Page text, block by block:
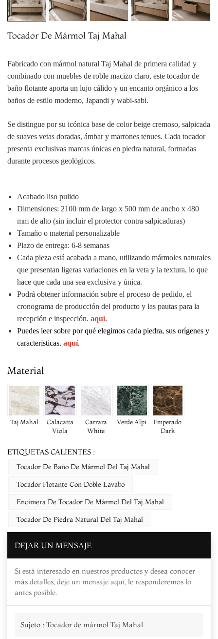
Tocador De Mármol Taj Mahal
Fabricado con mármol natural Taj Mahal de primera calidad y
combinado con muebles de roble macizo claro, este tocador de
baño flotante aporta un lujo cálido y un encanto orgánico a los
baños de estilo moderno, Japandi y wabi-sabi.
Se distingue por su icónica base de color beige cremoso, salpicada
de suaves vetas doradas, ámbar y marrones tenues. Cada tocador
presenta exclusivas marcas únicas en piedra natural, formadas
durante procesos geológicos.
Acabado liso pulido
Dimensiones: 2100 mm de largo x 500 mm de ancho x 480
mm de alto (sin incluir el protector contra salpicaduras)
Tamaño o material personalizable
Plazo de entrega: 6-8 semanas
Cada pieza está acabada a mano, utilizando mármoles naturales
que presentan ligeras variaciones en la veta y la textura, lo que
hace que cada una sea exclusiva y única.
Podrá obtener información sobre el proceso de pedido, el
cronograma de producción del producto y las pautas para la
recepción e inspección. aquí.
Puedes leer sobre por qué elegimos cada piedra, sus orígenes y
características. aquí.
Material
Taj Mahal
Calacatta
Viola
Carrara
White
Verde Alpi
Emperado
Dark
ETIQUETAS CALIENTES :
Tocador De Baño De Mármol Del Taj Mahal
Tocador Flotante Con Doble Lavabo
Encimera De Tocador De Mármol Del Taj Mahal
Tocador De Piedra Natural Del Taj Mahal
DEJAR UN MENSAJE
Si está interesado en nuestros productos y desea conocer
más detalles, deje un mensaje aquí, le responderemos lo
antes posible.
Sujeto : Tocador de mármol Taj Mahal